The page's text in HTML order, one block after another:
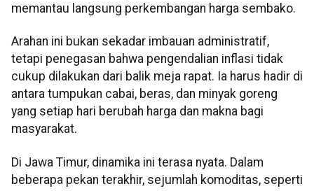
memantau langsung perkembangan harga sembako.
Arahan ini bukan sekadar imbauan administratif,
tetapi penegasan bahwa pengendalian inflasi tidak
cukup dilakukan dari balik meja rapat. Ia harus hadir di
antara tumpukan cabai, beras, dan minyak goreng
yang setiap hari berubah harga dan makna bagi
masyarakat.
Di Jawa Timur, dinamika ini terasa nyata. Dalam
beberapa pekan terakhir, sejumlah komoditas, seperti